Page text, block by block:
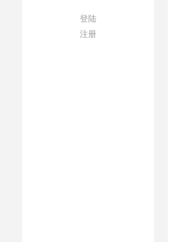
登陆
注册